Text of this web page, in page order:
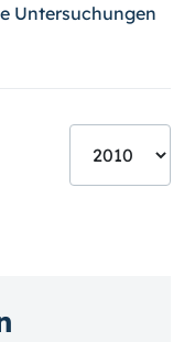
Untersuchungen